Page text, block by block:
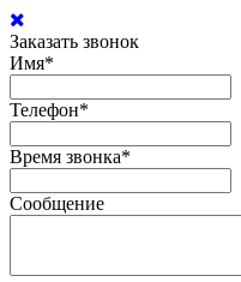
Заказать звонок
Имя*
Телефон*
Время звонка*
Сообщение